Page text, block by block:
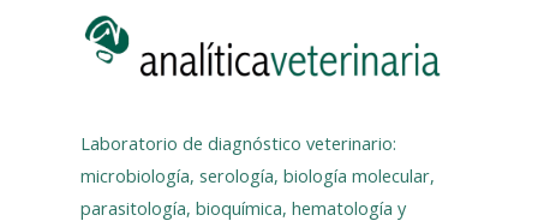
Laboratorio de diagnóstico veterinario:
microbiología, serología, biología molecular,
parasitología, bioquímica, hematología y